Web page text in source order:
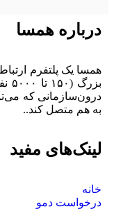
درباره همسا
همسا یک پلتفرم
درون‌سازمانی که
به هم متصل کند..
لینک‌های مفید
خانه
درخواست دمو